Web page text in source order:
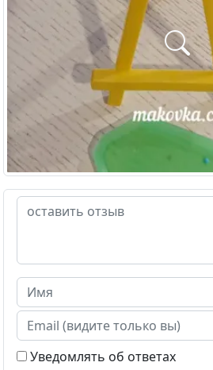
Уведомлять об ответах